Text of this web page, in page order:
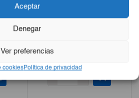
Aceptar
Denegar
Ver preferencias
cookiesPolítica de privacidad
Perfume Poseidon Hombre